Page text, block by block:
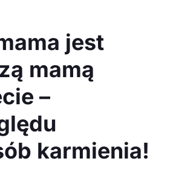
jest
mamą
–
karmienia!